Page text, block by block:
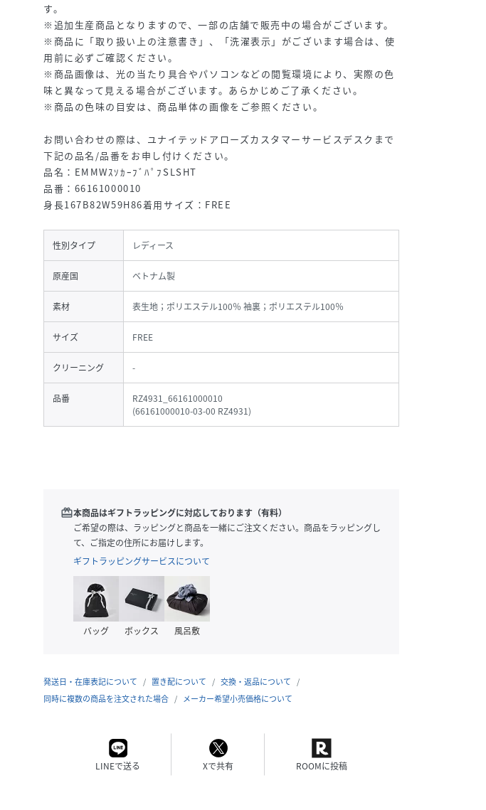
す。
※追加生産商品となりますので、一部の店舗で販売中の場合がございます。
※商品に「取り扱い上の注意書き」、「洗濯表示」がございます場合は、使
用前に必ずご確認ください。
※商品画像は、光の当たり具合やパソコンなどの閲覧環境により、実際の色
味と異なって見える場合がございます。あらかじめご了承ください。
※商品の色味の目安は、商品単体の画像をご参照ください。
お問い合わせの際は、ユナイテッドアローズカスタマーサービスデスクまで
下記の品名/品番をお申し付けください。
品名：EMMWｽｿｶｰﾌﾞﾊﾟﾌSLSHT
品番：66161000010
身長167B82W59H86着用サイズ：FREE
性別タイプ レディース
原産国 ベトナム製
素材 表生地；ポリエステル100％ 袖裏；ポリエステル100％
サイズ FREE
クリーニング -
品番
RZ4931_66161000010
(66161000010-03-00 RZ4931)
redeem本商品はギフトラッピングに対応しております（有料）
ご希望の際は、ラッピングと商品を一緒にご注文ください。商品をラッピングし
て、ご指定の住所にお届けします。
ギフトラッピングサービスについて
バッグ ボックス 風呂敷
発送日・在庫表記について 置き配について
交換・返品について
同時に複数の商品を注文された場合
メーカー希望小売価格について
LINEで送る Xで共有 ROOMに投稿